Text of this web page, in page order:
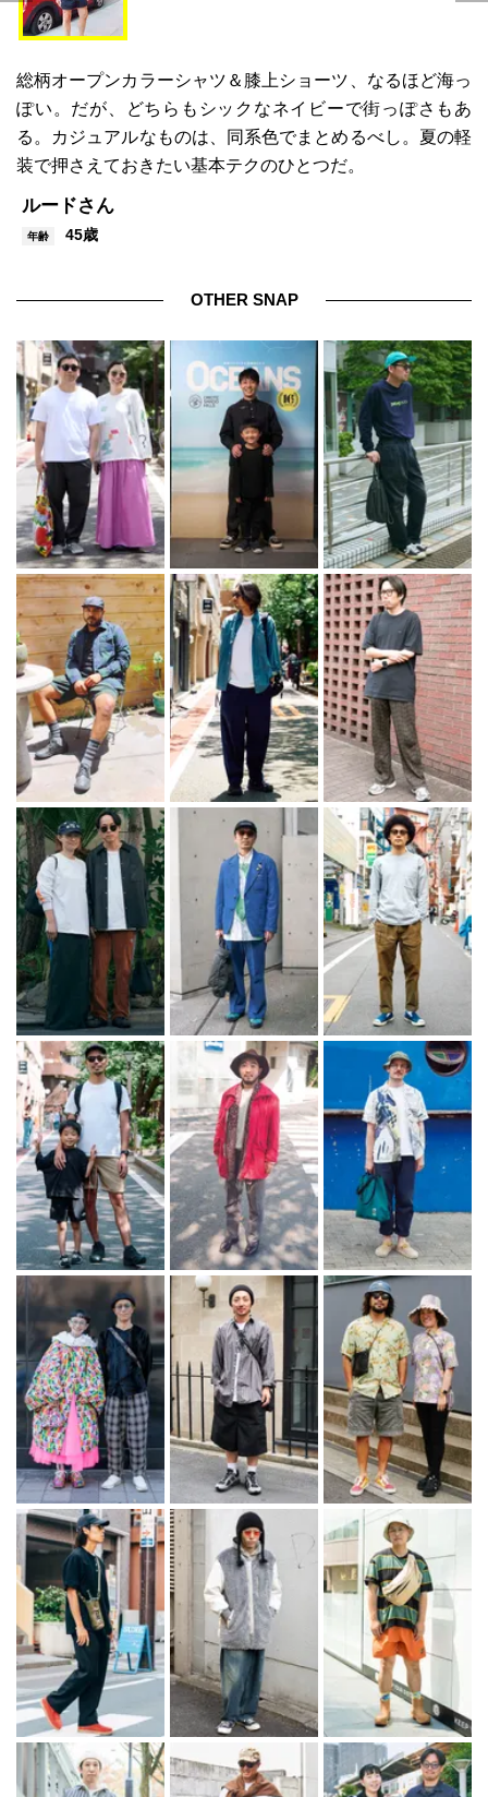
総柄オープンカラーシャツ＆膝上ショーツ、なるほど海っ
ぽい。だが、どちらもシックなネイビーで街っぽさもあ
る。カジュアルなものは、同系色でまとめるべし。夏の軽
装で押さえておきたい基本テクのひとつだ。
ルードさん
年齢 45歳
OTHER SNAP